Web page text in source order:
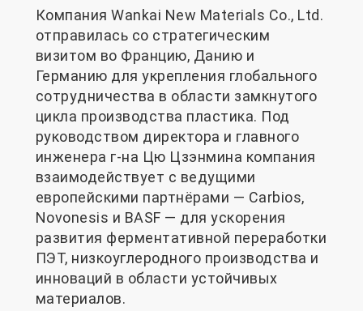
Компания Wankai New Materials Co., Ltd.
отправилась со стратегическим
визитом во Францию, Данию и
Германию для укрепления глобального
сотрудничества в области замкнутого
цикла производства пластика. Под
руководством директора и главного
инженера г-на Цю Цзэнмина компания
взаимодействует с ведущими
европейскими партнёрами — Carbios,
Novonesis и BASF — для ускорения
развития ферментативной переработки
ПЭТ, низкоуглеродного производства и
инноваций в области устойчивых
материалов.